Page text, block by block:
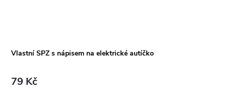
Vlastní SPZ s nápisem na elektrické autíčko
79 Kč